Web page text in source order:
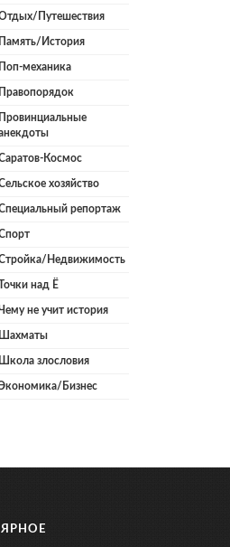
Путешествия
Память/История
Поп-механика
Правопорядок
Провинциальные
Космос
хозяйство
репортаж
Недвижимость
Точки над Ё
не учит история
Шахматы
Школа злословия
Бизнес